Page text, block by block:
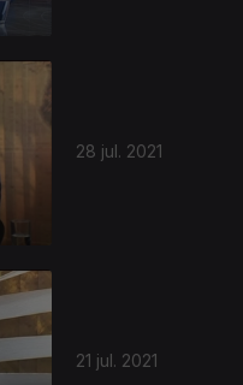
28 jul. 2021
21 jul. 2021